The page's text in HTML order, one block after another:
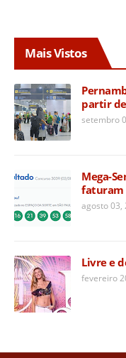
Mais Vistos
partir
setembro
Mega-
faturam
agosto 03,
Livre e
fevereiro